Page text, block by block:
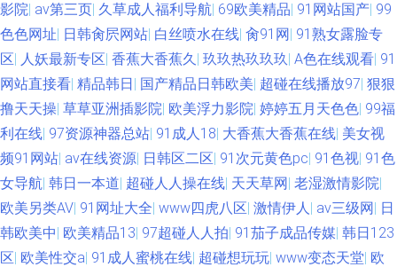
影院| av第三页| 久草成人福利导航| 69欧美精品| 91网站国产| 99
色色网址| 日韩肏屄网站| 白丝喷水在线| 肏91网| 91熟女露脸专
区| 人妖最新专区| 香蕉大香蕉久| 玖玖热玖玖玖| A色在线观看| 91
网站直接看| 精品韩日| 国产精品日韩欧美| 超碰在线播放97| 狠狠
撸天天操| 草草亚洲插影院| 欧美浮力影院| 婷婷五月天色色| 99福
利在线| 97资源神器总站| 91成人18| 大香蕉大香蕉在线| 美女视
频91网站| av在线资源| 日韩区二区| 91次元黄色pc| 91色视| 91色
女导航| 韩日一本道| 超碰人人操在线| 天天草网| 老湿激情影院|
欧美另类AV| 91网址大全| www四虎八区| 激情伊人| av三级网| 日
韩欧美中| 欧美精品13| 97超碰人人拍| 91茄子成品传媒| 韩日123
区| 欧美性交a| 91成人蜜桃在线| 超碰想玩玩| www变态天堂| 欧